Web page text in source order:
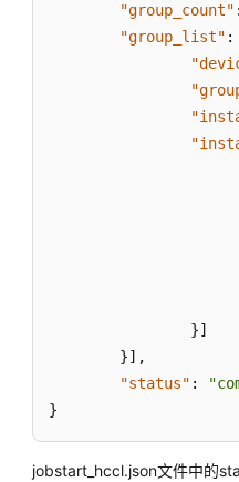
启
动
用
于
置
框
"group_count" :
"group_list" :
}]
}] ,
"status" :
}
jobstart_hccl.json文件中的